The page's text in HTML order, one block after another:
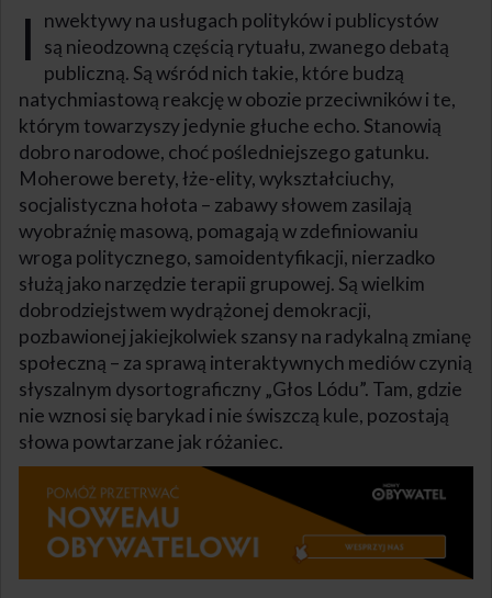
I
nwektywy na usługach polityków i publicystów
są nieodzowną częścią rytuału, zwanego debatą
publiczną. Są wśród nich takie, które budzą
natychmiastową reakcję w obozie przeciwników i te,
którym towarzyszy jedynie głuche echo. Stanowią
dobro narodowe, choć pośledniejszego gatunku.
Moherowe berety, łże-elity, wykształciuchy,
socjalistyczna hołota – zabawy słowem zasilają
wyobraźnię masową, pomagają w zdefiniowaniu
wroga politycznego, samoidentyfikacji, nierzadko
służą jako narzędzie terapii grupowej. Są wielkim
dobrodziejstwem wydrążonej demokracji,
pozbawionej jakiejkolwiek szansy na radykalną zmianę
społeczną – za sprawą interaktywnych mediów czynią
słyszalnym dysortograficzny „Głos Lódu”. Tam, gdzie
nie wznosi się barykad i nie świszczą kule, pozostają
słowa powtarzane jak różaniec.